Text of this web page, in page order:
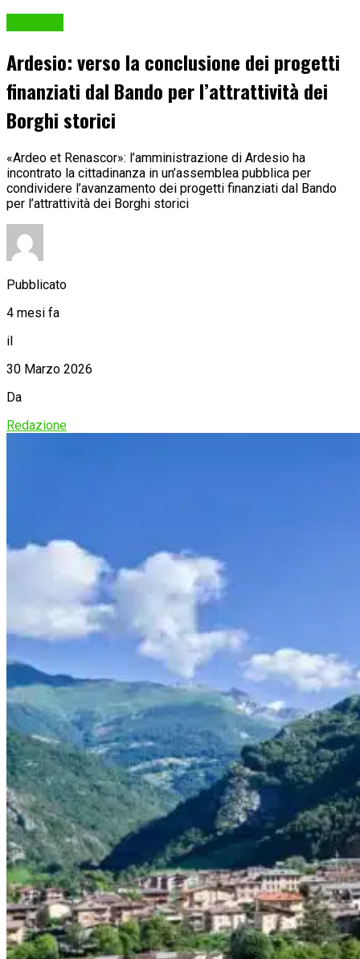
Ardesio: verso la conclusione dei progetti
finanziati dal Bando per l’attrattività dei
Borghi storici
«Ardeo et Renascor»: l’amministrazione di Ardesio ha
incontrato la cittadinanza in un’assemblea pubblica per
condividere l’avanzamento dei progetti finanziati dal Bando
per l’attrattività dei Borghi storici
Pubblicato
4 mesi fa
il
30 Marzo 2026
Da
Redazione